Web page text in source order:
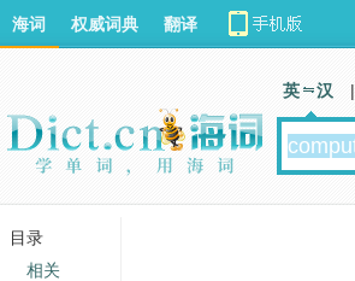
海词 权威词典 翻译
英 汉 |
目录
相关